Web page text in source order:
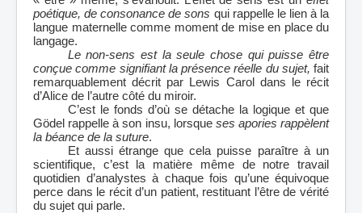
poétique, de consonance de sons qui rappelle le lien à la
langue maternelle comme moment de mise en place du
langage.
Le non-sens est la seule chose qui puisse être
conçue comme signifiant la présence réelle du sujet, fait
remarquablement décrit par Lewis Carol dans le récit
d’Alice de l’autre côté du miroir.
C’est le fonds d’où se détache la logique et que
Gödel rappelle à son insu, lorsque ses apories rappèlent
la béance de la suture.
Et aussi étrange que cela puisse paraître à un
scientifique, c’est la matière même de notre travail
quotidien d’analystes à chaque fois qu’une équivoque
perce dans le récit d’un patient, restituant l’être de vérité
du sujet qui parle.